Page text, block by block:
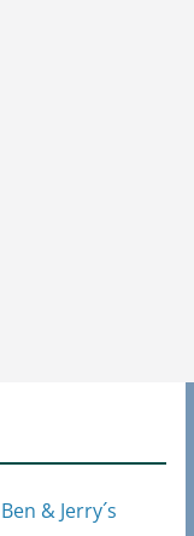
Ben & Jerry´s